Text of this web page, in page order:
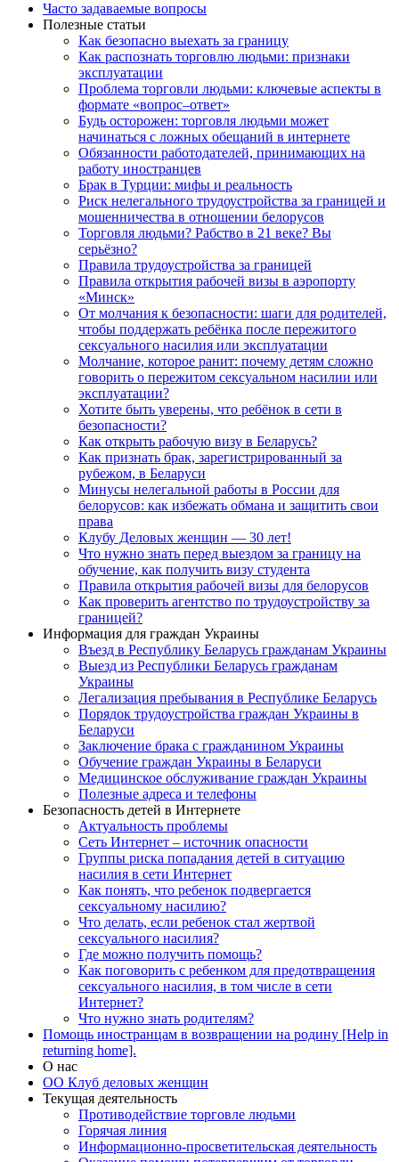
Часто задаваемые вопросы
Полезные статьи
Как безопасно выехать за границу
Как распознать торговлю людьми: признаки
эксплуатации
Проблема торговли людьми: ключевые аспекты в
формате «вопрос–ответ»
Будь осторожен: торговля людьми может
начинаться с ложных обещаний в интернете
Обязанности работодателей, принимающих на
работу иностранцев
Брак в Турции: мифы и реальность
Риск нелегального трудоустройства за границей и
мошенничества в отношении белорусов
Торговля людьми? Рабство в 21 веке? Вы
серьёзно?
Правила трудоустройства за границей
Правила открытия рабочей визы в аэропорту
«Минск»
От молчания к безопасности: шаги для родителей,
чтобы поддержать ребёнка после пережитого
сексуального насилия или эксплуатации
Молчание, которое ранит: почему детям сложно
говорить о пережитом сексуальном насилии или
эксплуатации?
Хотите быть уверены, что ребёнок в сети в
безопасности?
Как открыть рабочую визу в Беларусь?
Как признать брак, зарегистрированный за
рубежом, в Беларуси
Минусы нелегальной работы в России для
белорусов: как избежать обмана и защитить свои
права
Клубу Деловых женщин — 30 лет!
Что нужно знать перед выездом за границу на
обучение, как получить визу студента
Правила открытия рабочей визы для белорусов
Как проверить агентство по трудоустройству за
границей?
Информация для граждан Украины
Въезд в Республику Беларусь гражданам Украины
Выезд из Республики Беларусь гражданам
Украины
Легализация пребывания в Республике Беларусь
Порядок трудоустройства граждан Украины в
Беларуси
Заключение брака с гражданином Украины
Обучение граждан Украины в Беларуси
Медицинское обслуживание граждан Украины
Полезные адреса и телефоны
Безопасность детей в Интернете
Актуальность проблемы
Сеть Интернет – источник опасности
Группы риска попадания детей в ситуацию
насилия в сети Интернет
Как понять, что ребенок подвергается
сексуальному насилию?
Что делать, если ребенок стал жертвой
сексуального насилия?
Где можно получить помощь?
Как поговорить с ребенком для предотвращения
сексуального насилия, в том числе в сети
Интернет?
Что нужно знать родителям?
Помощь иностранцам в возвращении на родину [Help in
returning home].
О нас
ОО Клуб деловых женщин
Текущая деятельность
Противодействие торговле людьми
Горячая линия
Информационно-просветительская деятельность